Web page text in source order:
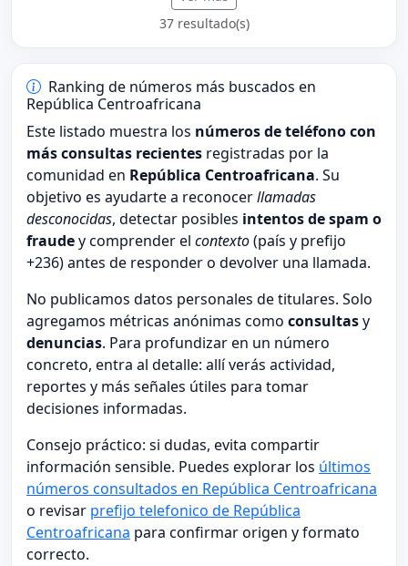
37 resultado(s)
Ranking de números más buscados en
República Centroafricana
Este listado muestra los números de teléfono con
más consultas recientes registradas por la
comunidad en República Centroafricana. Su
objetivo es ayudarte a reconocerllamadas
desconocidas, detectar posibles intentos de spam o
fraudey comprender el contexto(país y prefijo
+236) antes de responder o devolver una llamada.
No publicamos datos personales de titulares. Solo
agregamos métricas anónimas como consultasy
denuncias. Para profundizar en un número
concreto, entra al detalle: allí verás actividad,
reportes y más señales útiles para tomar
decisiones informadas.
Consejo práctico: si dudas, evita compartir
información sensible. Puedes explorar los últimos
números consultados en República Centroafricana
o revisar prefijo telefonico de República
Centroafricana para confirmar origen y formato
correcto.